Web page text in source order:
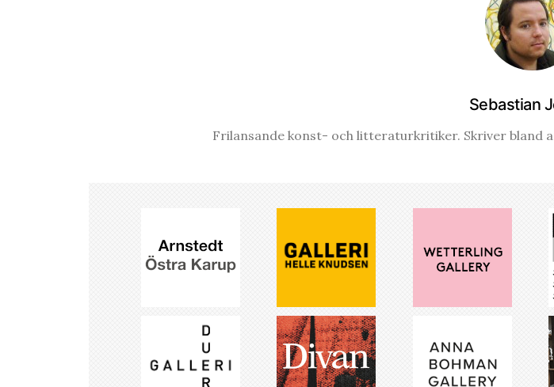
Sebastian
Frilansande konst- och litteraturkritiker. Skriver bland